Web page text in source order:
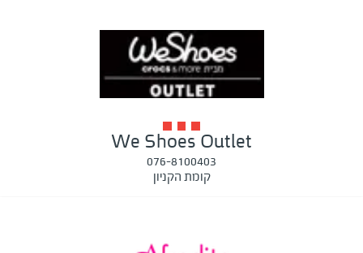
We Shoes Outlet
076-8100403
קומת הקניון